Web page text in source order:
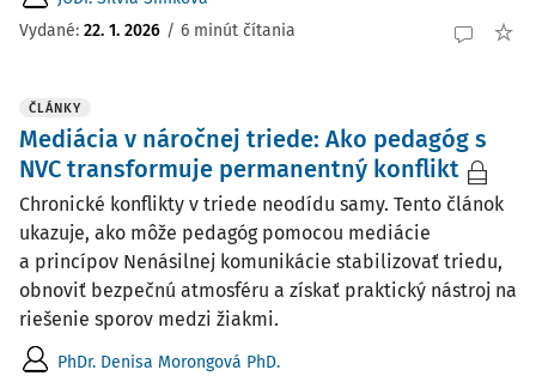
Vydané: 22. 1. 2026 / 6 minút čítania
ČLÁNKY
Mediácia v náročnej triede: Ako pedagóg s
NVC transformuje permanentný konflikt
Chronické konflikty v triede neodídu samy. Tento článok
ukazuje, ako môže pedagóg pomocou mediácie
a princípov Nenásilnej komunikácie stabilizovať triedu,
obnoviť bezpečnú atmosféru a získať praktický nástroj na
riešenie sporov medzi žiakmi.
PhDr. Denisa Morongová PhD.